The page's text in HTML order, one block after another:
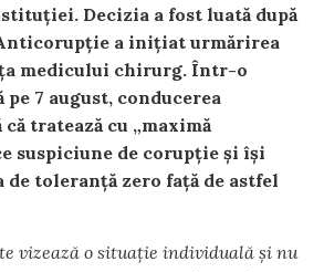
Decizia a fost luată după
a inițiat urmărirea
medicului chirurg. Într-o
7 august, conducerea
tratează cu „maximă
suspiciune de corupție și își
toleranță zero față de astfel
vizează o situație individuală și nu